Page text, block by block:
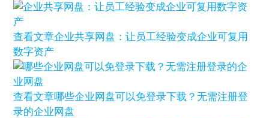
查看文章企业共享网盘：让员工经验变成企业可复用
数字资产
查看文章哪些企业网盘可以免登录下载？无需注册登
录的企业网盘